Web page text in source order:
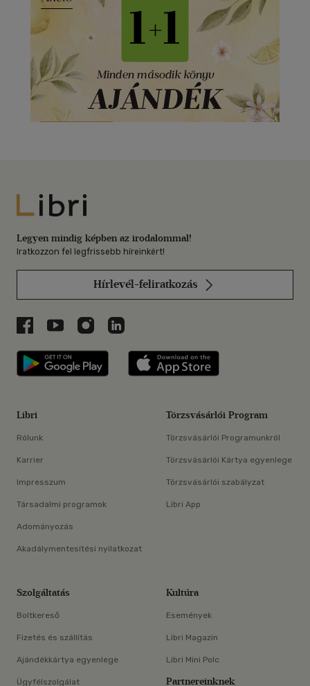
Libri
Legyen mindig képben az irodalommal!
Iratkozzon fel legfrissebb híreinkért!
Hírlevél-feliratkozás
Libri a Facebookon
Libri a Youtube-on
Libri az Instagramon
Libri a LinkedInen
Libri applikáció Szerezd meg: Google
Libri
Rólunk
Karrier
Impresszum
Társadalmi programok
Adományozás
Akadálymentesítési nyilatkozat
Törzsvásárlói Program
Törzsvásárlói Programunkról
Törzsvásárlói Kártya egyenlege
Törzsvásárlói szabályzat
Libri App
Szolgáltatás
Boltkereső
Fizetés és szállítás
Ajándékkártya egyenlege
Ügyfélszolgálat
Kultúra
Események
Libri Magazin
Libri Mini Polc
Partnereinknek